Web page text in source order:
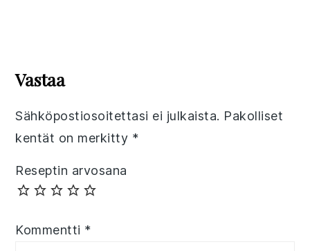
Interactions
Vastaa
Sähköpostiosoitettasi ei julkaista. Pakolliset
kentät on merkitty *
Reseptin arvosana
Kommentti *